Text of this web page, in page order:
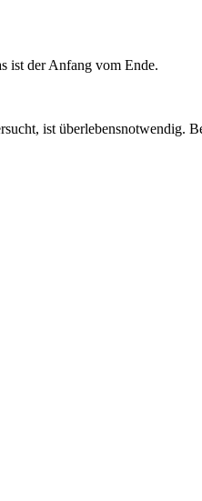
ist der Anfang vom Ende.
ist überlebensnotwendig.